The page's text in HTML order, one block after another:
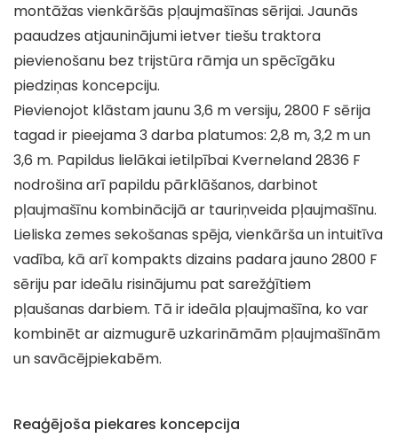
montāžas vienkāršās pļaujmašīnas sērijai. Jaunās
paaudzes atjauninājumi ietver tiešu traktora
pievienošanu bez trijstūra rāmja un spēcīgāku
piedziņas koncepciju.
Pievienojot klāstam jaunu 3,6 m versiju, 2800 F sērija
tagad ir pieejama 3 darba platumos: 2,8 m, 3,2 m un
3,6 m. Papildus lielākai ietilpībai Kverneland 2836 F
nodrošina arī papildu pārklāšanos, darbinot
pļaujmašīnu kombinācijā ar tauriņveida pļaujmašīnu.
Lieliska zemes sekošanas spēja, vienkārša un intuitīva
vadība, kā arī kompakts dizains padara jauno 2800 F
sēriju par ideālu risinājumu pat sarežģītiem
pļaušanas darbiem. Tā ir ideāla pļaujmašīna, ko var
kombinēt ar aizmugurē uzkarināmām pļaujmašīnām
un savācējpiekabēm.
Reaģējoša piekares koncepcija